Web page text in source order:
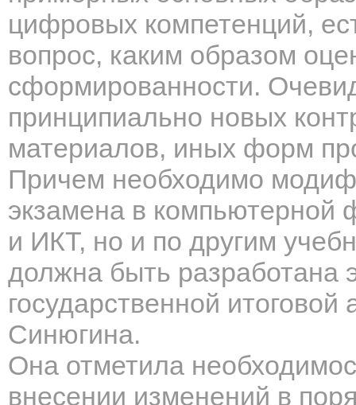
цифровых компетенций,
вопрос, каким образом
сформированности.
принципиально новых
материалов, иных форм
Причем необходимо
экзамена в компьютерной
и ИКТ, но и по другим
должна быть разработана
государственной
Синюгина.
Она отметила
внесении изменений в